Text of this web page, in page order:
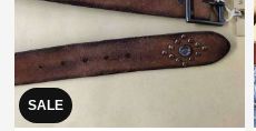
SALE